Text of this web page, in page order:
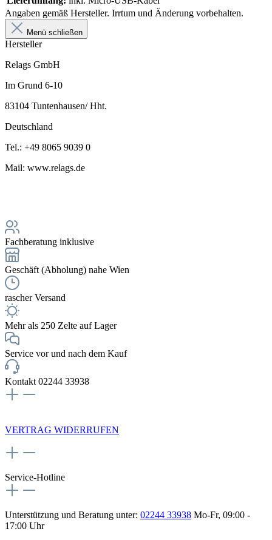
Angaben gemäß Hersteller. Irrtum und Änderung vorbehalten.
Menü schließen
Hersteller
Relags GmbH
Im Grund 6-10
83104 Tuntenhausen/ Hht.
Deutschland
Tel.: +49 8065 9039 0
Mail: www.relags.de
Fachberatung inklusive
Geschäft (Abholung) nahe Wien
rascher Versand
Mehr als 250 Zelte auf Lager
Service vor und nach dem Kauf
Kontakt 02244 33938
VERTRAG WIDERRUFEN
Service-Hotline
Unterstützung und Beratung unter: 02244 33938 Mo-Fr, 09:00 -
17:00 Uhr